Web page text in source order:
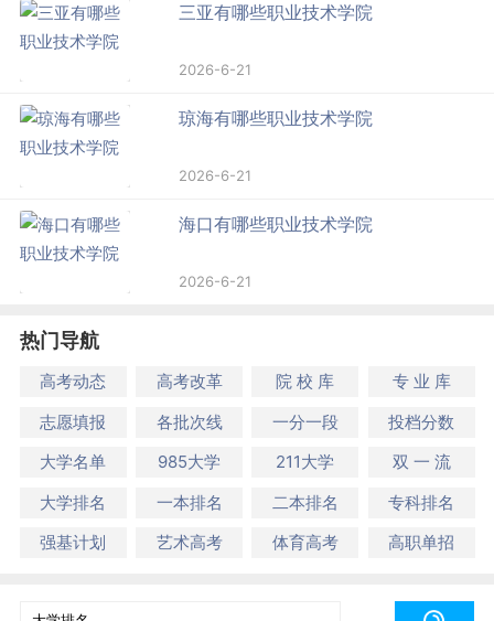
三亚有哪些职业技术学院
2026-6-21
琼海有哪些职业技术学院
2026-6-21
海口有哪些职业技术学院
2026-6-21
热门导航
高考动态 高考改革 院 校 库
专 业 库
志愿填报
各批次线 一分一段
投档分数
大学名单
985大学 211大学
双 一 流
大学排名
一本排名 二本排名
专科排名
强基计划
艺术高考 体育高考 高职单招